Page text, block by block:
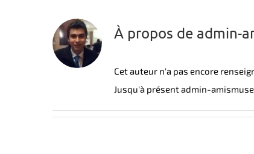
À propos de admin-
Cet auteur n'a pas encore
Jusqu'à présent admin-